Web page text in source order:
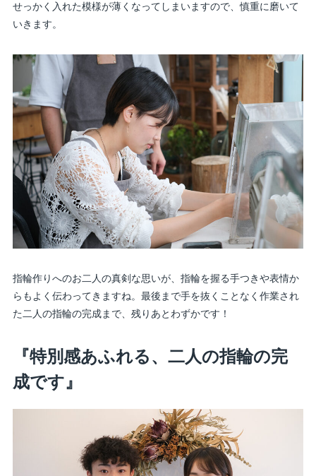
せっかく入れた模様が薄くなってしまいますので、慎重に磨いて
いきます。
指輪作りへのお二人の真剣な思いが、指輪を握る手つきや表情か
らもよく伝わってきますね。最後まで手を抜くことなく作業され
た二人の指輪の完成まで、残りあとわずかです！
『特別感あふれる、二人の指輪の完
成です』